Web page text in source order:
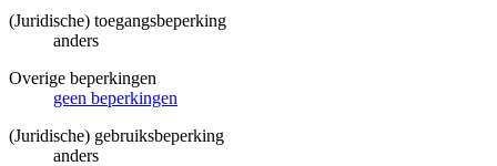
(Juridische) toegangsbeperking
anders
Overige beperkingen
geen beperkingen
(Juridische) gebruiksbeperking
anders